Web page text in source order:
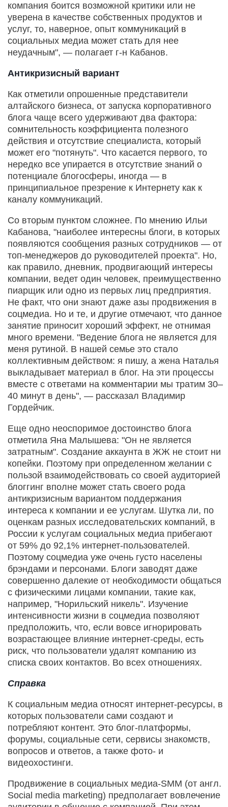
компания боится возможной критики или не
уверена в качестве собственных продуктов и
услуг, то, наверное, опыт коммуникаций в
социальных медиа может стать для нее
неудачным", — полагает г-н Кабанов.
Антикризисный вариант
Как отметили опрошенные представители
алтайского бизнеса, от запуска корпоративного
блога чаще всего удерживают два фактора:
сомнительность коэффициента полезного
действия и отсутствие специалиста, который
может его "потянуть". Что касается первого, то
нередко все упирается в отсутствие знаний о
потенциале блогосферы, иногда — в
принципиальное презрение к Интернету как к
каналу коммуникаций.
Со вторым пунктом сложнее. По мнению Ильи
Кабанова, "наиболее интересны блоги, в которых
появляются сообщения разных сотрудников — от
топ-менеджеров до руководителей проекта". Но,
как правило, дневник, продвигающий интересы
компании, ведет один человек, преимущественно
пиарщик или одно из первых лиц предприятия.
Не факт, что они знают даже азы продвижения в
соцмедиа. Но и те, и другие отмечают, что данное
занятие приносит хороший эффект, не отнимая
много времени. "Ведение блога не является для
меня рутиной. В нашей семье это стало
коллективным действом: я пишу, а жена Наталья
выкладывает материал в блог. На эти процессы
вместе с ответами на комментарии мы тратим 30–
40 минут в день", — рассказал Владимир
Гордейчик.
Еще одно неоспоримое достоинство блога
отметила Яна Малышева: "Он не является
затратным". Создание аккаунта в ЖЖ не стоит ни
копейки. Поэтому при определенном желании с
пользой взаимодействовать со своей аудиторией
блоггинг вполне может стать своего рода
антикризисным вариантом поддержания
интереса к компании и ее услугам. Шутка ли, по
оценкам разных исследовательских компаний, в
России к услугам социальных медиа прибегают
от 59% до 92,1% интернет-пользователей.
Поэтому соцмедиа уже очень густо населены
брэндами и персонами. Блоги заводят даже
совершенно далекие от необходимости общаться
с физическими лицами компании, такие как,
например, "Норильский никель". Изучение
интенсивности жизни в соцмедиа позволяют
предположить, что, если вовсе игнорировать
возрастающее влияние интернет-среды, есть
риск, что пользователи удалят компанию из
списка своих контактов. Во всех отношениях.
Справка
К социальным медиа относят интернет-ресурсы, в
которых пользователи сами создают и
потребляют контент. Это блог-платформы,
форумы, социальные сети, сервисы знакомств,
вопросов и ответов, а также фото- и
видеохостинги.
Продвижение в социальных медиа-SMM (от англ.
Social media marketing) предполагает вовлечение